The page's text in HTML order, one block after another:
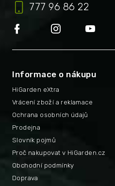
777 96 86 22
Informace o nákupu
HiGarden eXtra
Proč nakupovat v HiGarden.cz
Vrácení zboží a reklamace
Obchodní podmínky
Ochrana osobních údajů
Doprava
Prodejna
Slovník pojmů